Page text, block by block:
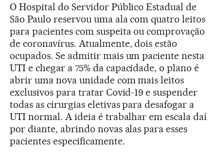
O Hospital do Servidor Público Estadual de
São Paulo reservou uma ala com quatro leitos
para pacientes com suspeita ou comprovação
de coronavírus. Atualmente, dois estão
ocupados. Se admitir mais um paciente nesta
UTI e chegar a 75% da capacidade, o plano é
abrir uma nova unidade com mais leitos
exclusivos para tratar Covid-19 e suspender
todas as cirurgias eletivas para desafogar a
UTI normal. A ideia é trabalhar em escala daí
por diante, abrindo novas alas para esses
pacientes especificamente.